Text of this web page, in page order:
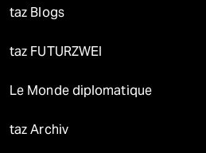
taz Blogs
taz FUTURZWEI
Le Monde diplomatique
taz Archiv